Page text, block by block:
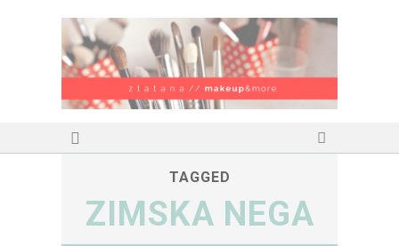
TAGGED
ZIMSKA NEGA